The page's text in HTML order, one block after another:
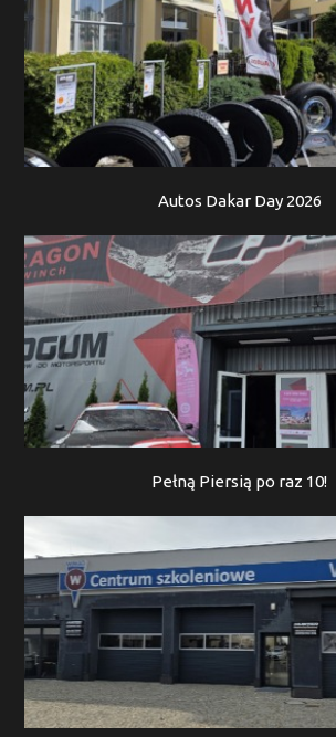
Autos Dakar Day 2026
Pełną Piersią po raz 10!